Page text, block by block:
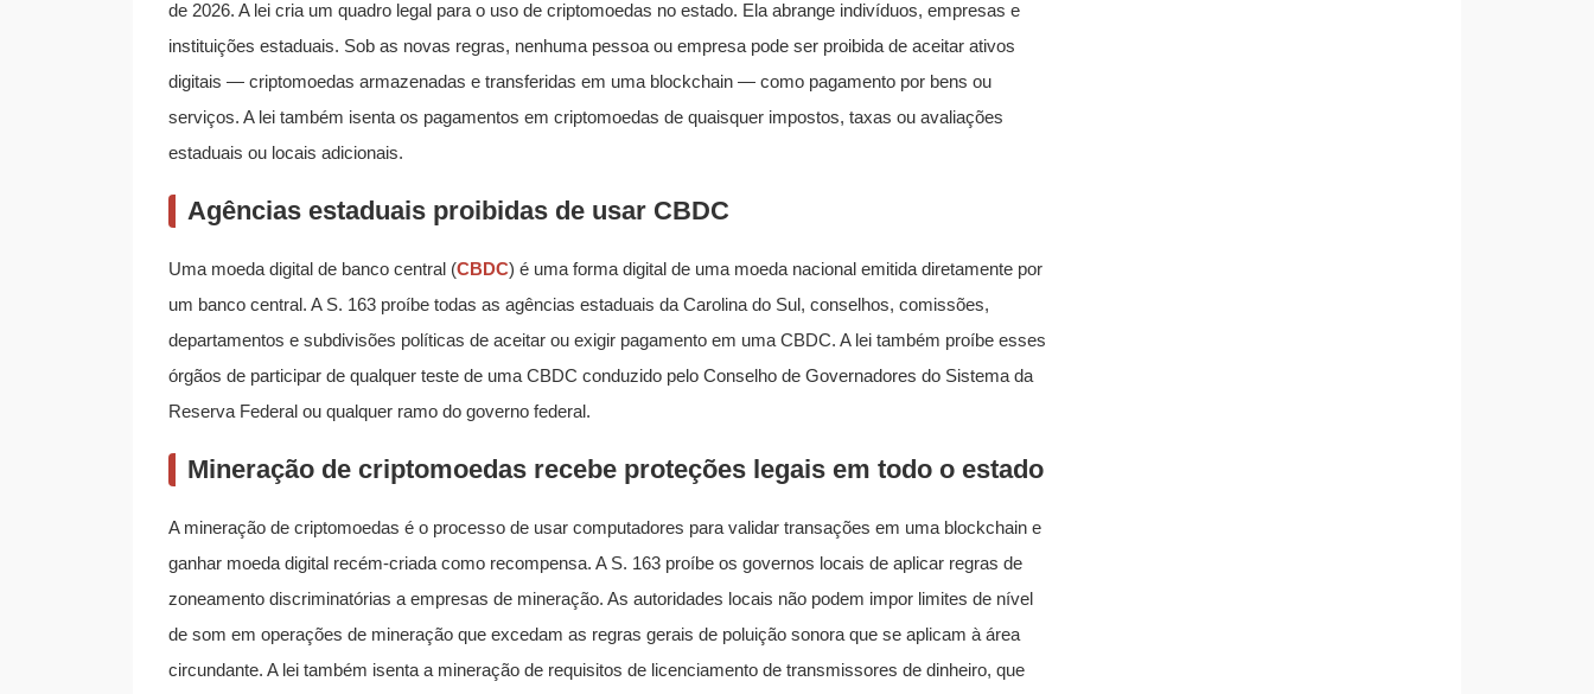
de 2026. A lei cria um quadro legal para o uso de criptomoedas no estado. Ela abrange indivíduos, empresas e
instituições estaduais. Sob as novas regras, nenhuma pessoa ou empresa pode ser proibida de aceitar ativos
digitais — criptomoedas armazenadas e transferidas em uma blockchain — como pagamento por bens ou
serviços. A lei também isenta os pagamentos em criptomoedas de quaisquer impostos, taxas ou avaliações
estaduais ou locais adicionais.
Agências estaduais proibidas de usar CBDC
Uma moeda digital de banco central (CBDC) é uma forma digital de uma moeda nacional emitida diretamente por
um banco central. A S. 163 proíbe todas as agências estaduais da Carolina do Sul, conselhos, comissões,
departamentos e subdivisões políticas de aceitar ou exigir pagamento em uma CBDC. A lei também proíbe esses
órgãos de participar de qualquer teste de uma CBDC conduzido pelo Conselho de Governadores do Sistema da
Reserva Federal ou qualquer ramo do governo federal.
Mineração de criptomoedas recebe proteções legais em todo o estado
A mineração de criptomoedas é o processo de usar computadores para validar transações em uma blockchain e
ganhar moeda digital recém-criada como recompensa. A S. 163 proíbe os governos locais de aplicar regras de
zoneamento discriminatórias a empresas de mineração. As autoridades locais não podem impor limites de nível
de som em operações de mineração que excedam as regras gerais de poluição sonora que se aplicam à área
circundante. A lei também isenta a mineração de requisitos de licenciamento de transmissores de dinheiro, que